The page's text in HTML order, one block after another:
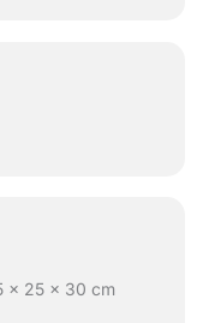
x 25 x 30 cm